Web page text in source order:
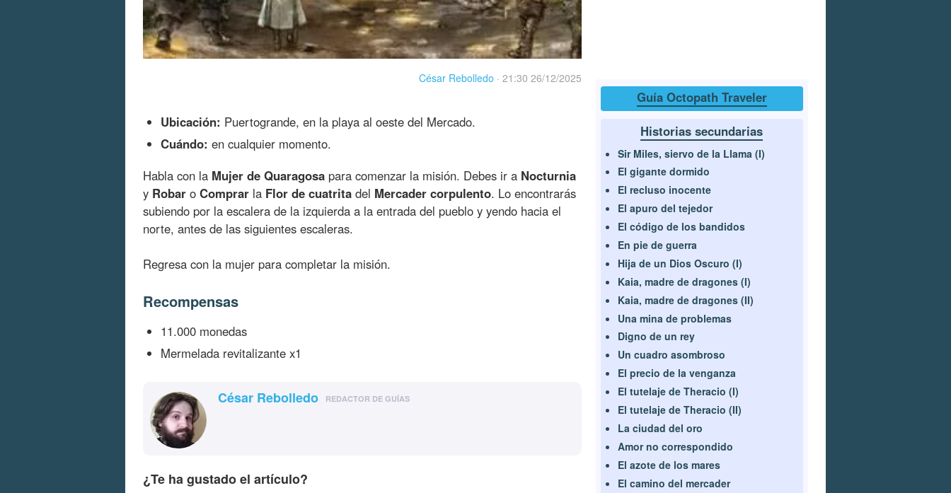
César Rebolledo · 21:30 26/12/2025
Ubicación: Puertogrande, en la playa al oeste del Mercado.
Cuándo: en cualquier momento.
Habla con la Mujer de Quaragosa para comenzar la misión. Debes ir a Nocturnia
y Robar o Comprar la Flor de cuatrita del Mercader corpulento. Lo encontrarás
subiendo por la escalera de la izquierda a la entrada del pueblo y yendo hacia el
norte, antes de las siguientes escaleras.
Regresa con la mujer para completar la misión.
Recompensas
11.000 monedas
Mermelada revitalizante x1
César Rebolledo REDACTOR DE GUÍAS
¿Te ha gustado el artículo?
Guía Octopath Traveler
Historias secundarias
Sir Miles, siervo de la Llama (I)
El gigante dormido
El recluso inocente
El apuro del tejedor
El código de los bandidos
En pie de guerra
Hija de un Dios Oscuro (I)
Kaia, madre de dragones (I)
Kaia, madre de dragones (II)
Una mina de problemas
Digno de un rey
Un cuadro asombroso
El precio de la venganza
El tutelaje de Theracio (I)
El tutelaje de Theracio (II)
La ciudad del oro
Amor no correspondido
El azote de los mares
El camino del mercader